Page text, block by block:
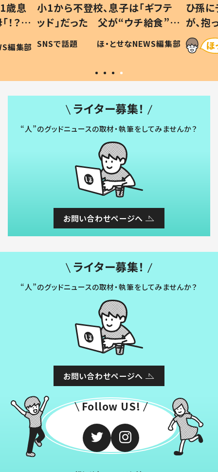
歳息
？」
編集部
小1から不登校、息子は「ギフテ
ッド」だった 父が“ウチ給食”を
作り続ける理由とは #令和の親
#令和の子
SNSで話題 ほ・とせなNEWS編集部
ひ孫
が、
「涙が
い」
ライター募集！
“人”のグッドニュースの取材・執筆をしてみませんか？
お問い合わせページへ
ライター募集！
“人”のグッドニュースの取材・執筆をしてみませんか？
お問い合わせページへ
Follow US!